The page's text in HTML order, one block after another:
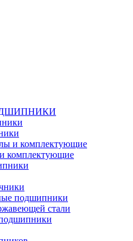
и комплектующие
комплектующие
подшипники
стали